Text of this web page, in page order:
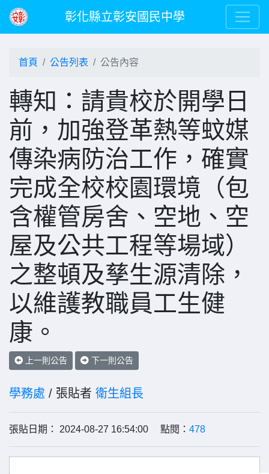
彰化縣立彰安國民中學
首頁 公告列表 公告內容
轉知：請貴校於開學日
前，加強登革熱等蚊媒
傳染病防治工作，確實
完成全校校園環境（包
含權管房舍、空地、空
屋及公共工程等場域）
之整頓及孳生源清除，
以維護教職員工生健
康。
上一則公告 下一則公告
學務處 / 張貼者 衛生組長
張貼日期： 2024-08-27 16:54:00 點閱： 478